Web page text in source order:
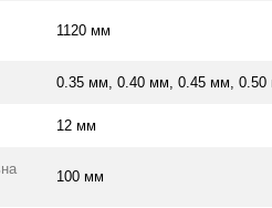
1120 мм
0.35 мм, 0.40 мм, 0.45 мм, 0.50
12 мм
100 мм